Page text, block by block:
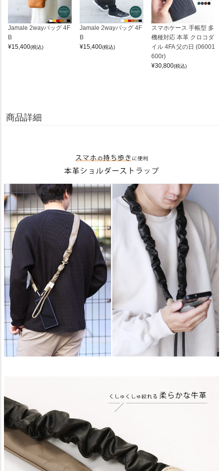
Jamale 2wayバッグ 4F
B
¥15,400(税込)
Jamale 2wayバッグ 4F
B
¥15,400(税込)
スマホケース 手帳型 多
機種対応 本革 クロコダ
イル 4FA 父の日 (06001
600r)
¥30,800(税込)
商品詳細